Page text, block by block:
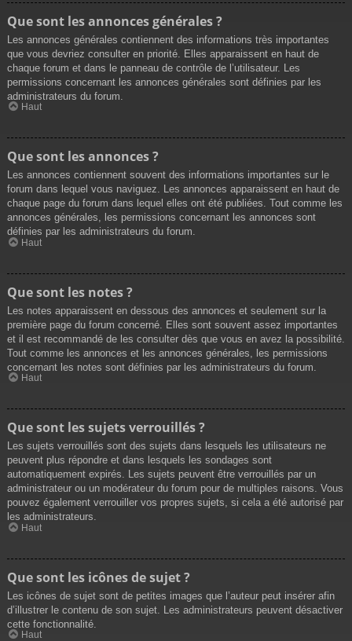
Que sont les annonces générales ?
Les annonces générales contiennent des informations très importantes
que vous devriez consulter en priorité. Elles apparaissent en haut de
chaque forum et dans le panneau de contrôle de l’utilisateur. Les
permissions concernant les annonces générales sont définies par les
administrateurs du forum.
Haut
Que sont les annonces ?
Les annonces contiennent souvent des informations importantes sur le
forum dans lequel vous naviguez. Les annonces apparaissent en haut de
chaque page du forum dans lequel elles ont été publiées. Tout comme les
annonces générales, les permissions concernant les annonces sont
définies par les administrateurs du forum.
Haut
Que sont les notes ?
Les notes apparaissent en dessous des annonces et seulement sur la
première page du forum concerné. Elles sont souvent assez importantes
et il est recommandé de les consulter dès que vous en avez la possibilité.
Tout comme les annonces et les annonces générales, les permissions
concernant les notes sont définies par les administrateurs du forum.
Haut
Que sont les sujets verrouillés ?
Les sujets verrouillés sont des sujets dans lesquels les utilisateurs ne
peuvent plus répondre et dans lesquels les sondages sont
automatiquement expirés. Les sujets peuvent être verrouillés par un
administrateur ou un modérateur du forum pour de multiples raisons. Vous
pouvez également verrouiller vos propres sujets, si cela a été autorisé par
les administrateurs.
Haut
Que sont les icônes de sujet ?
Les icônes de sujet sont de petites images que l’auteur peut insérer afin
d’illustrer le contenu de son sujet. Les administrateurs peuvent désactiver
cette fonctionnalité.
Haut